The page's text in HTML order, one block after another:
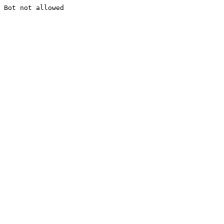
Bot not allowed